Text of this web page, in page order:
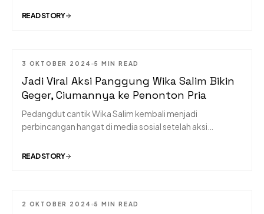
Hakim dan Gracia Indri di kanal YouTube GTV
READ STORY
MUSIC
3 OKTOBER 2024 5 MIN READ
Jadi Viral Aksi Panggung Wika Salim Bikin
Geger, Ciumannya ke Penonton Pria
Pedangdut cantik Wika Salim kembali menjadi
perbincangan hangat di media sosial setelah aksi
acara di Kota Palu, Wika Salim memberikan kejutan tak
READ STORY
MUSIC
2 OKTOBER 2024 5 MIN READ